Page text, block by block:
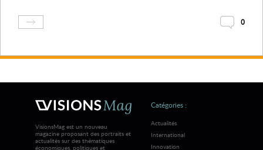
0
VisionsMag est un nouveau
magazine proposant des portraits et
actualités sur des thématiques
économiques, politiques et
Catégories :
Actualités
International
Innovation